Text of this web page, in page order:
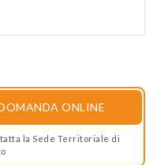
ONLINE
la Sede Territoriale di